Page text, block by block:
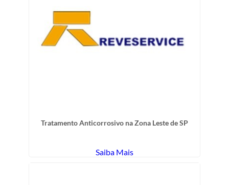
Tratamento Anticorrosivo na Zona Leste de SP
Saiba Mais